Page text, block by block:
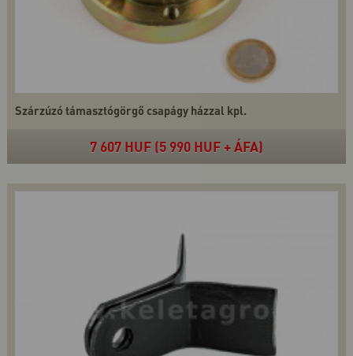
Szárzúzó támasztógörgő csapágy házzal kpl.
7 607 HUF (5 990 HUF + ÁFA)